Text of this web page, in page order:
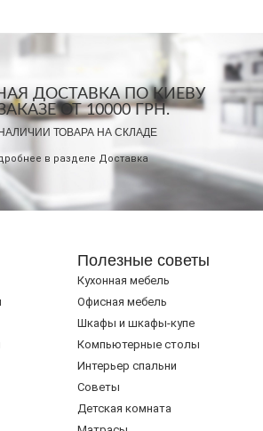
ДОСТАВКА ПО КИЕВУ
ОТ 10000 ГРН.
ТОВАРА НА СКЛАДЕ
в разделе Доставка
Полезные советы
Кухонная мебель
Офисная мебель
Шкафы и шкафы-купе
Компьютерные столы
Интерьер спальни
Советы
Детская комната